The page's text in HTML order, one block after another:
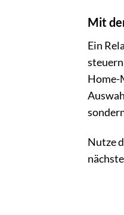
Mit
Ein
Home-
Nutze